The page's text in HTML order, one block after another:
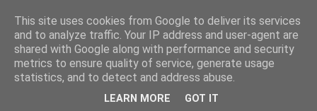
This site uses cookies from Google to deliver its services
and to analyze traffic. Your IP address and user-agent are
shared with Google along with performance and security
metrics to ensure quality of service, generate usage
statistics, and to detect and address abuse.
LEARN MORE GOT IT